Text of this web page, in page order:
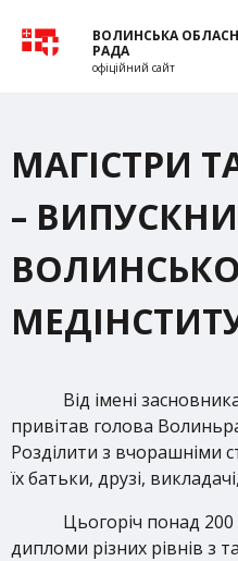
ВОЛИНСЬКА
РАДА
офіційний сайт
МАГІСТРИ
–
Від імені
привітав голова
Розділити з вчорашніми
їх батьки, друзі,
Цьогоріч понад
дипломи різних рівнів з